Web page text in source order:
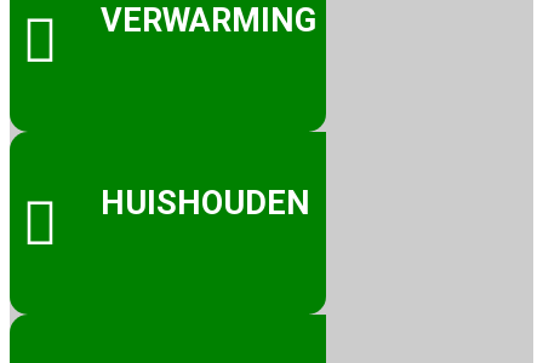
 VERWARMING
 HUISHOUDEN